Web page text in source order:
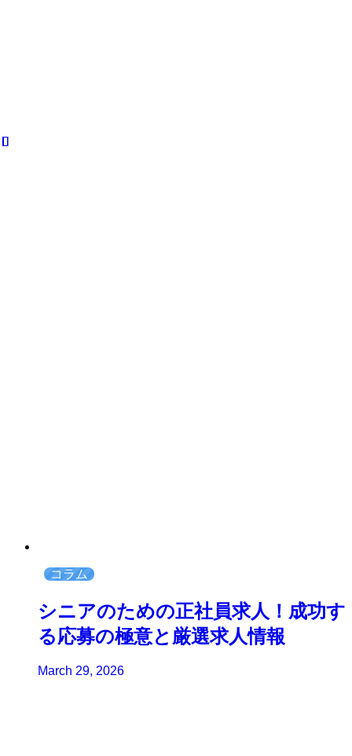
コラム
シニアのための正社員求人！成功す
る応募の極意と厳選求人情報
March 29, 2026